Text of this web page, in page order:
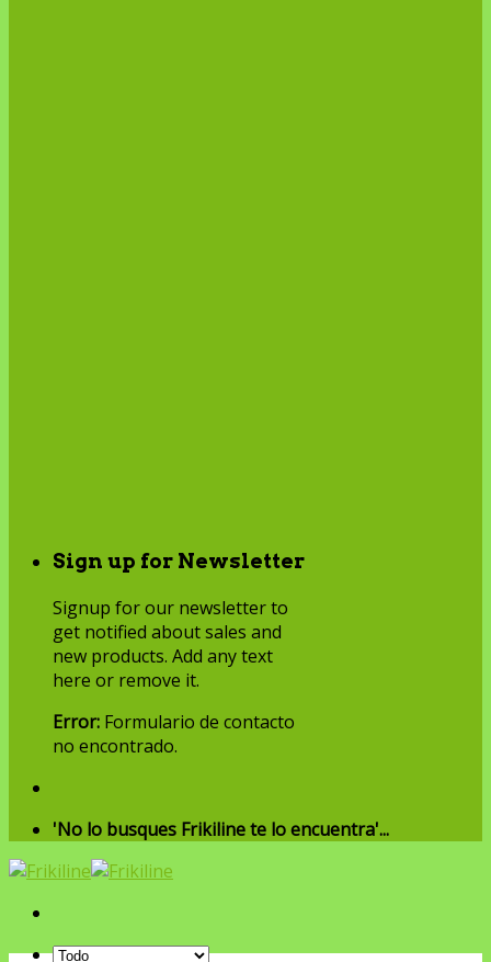
Sign up for Newsletter
Signup for our newsletter to
get notified about sales and
new products. Add any text
here or remove it.
Error: Formulario de contacto
no encontrado.
'No lo busques Frikiline te lo encuentra'...